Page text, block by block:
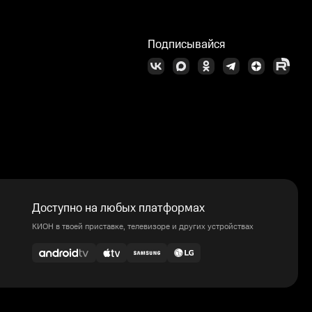
Подписывайся
Доступно на любых платформах
КИОН в твоей приставке, телевизоре и других устройствах